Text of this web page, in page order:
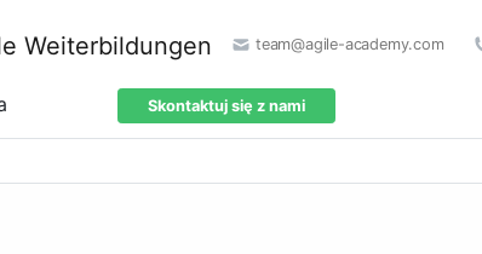
team@agile-academy.com
Skontaktuj się z nami